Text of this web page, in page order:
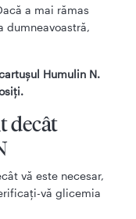
a mai rămas
dumneavoastră,
Humulin N.
decât
vă este necesar,
vă glicemia